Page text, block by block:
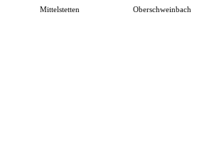
Mittelstetten Oberschweinbach